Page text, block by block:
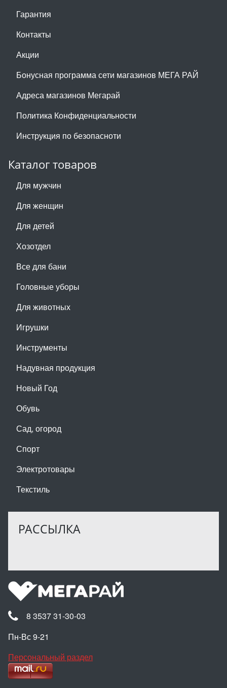
Гарантия
Контакты
Акции
Бонусная программа сети магазинов МЕГА РАЙ
Адреса магазинов Мегарай
Политика Конфиденциальности
Инструкция по безопасноти
Каталог товаров
Для мужчин
Для женщин
Для детей
Хозотдел
Все для бани
Головные уборы
Для животных
Игрушки
Инструменты
Надувная продукция
Новый Год
Обувь
Сад, огород
Спорт
Электротовары
Текстиль
РАССЫЛКА
8 3537 31-30-03
Пн-Вс 9-21
Персональный раздел